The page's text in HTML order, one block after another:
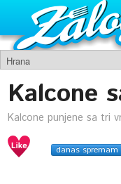
Kalcone
Kalcone punjene sa tri
danas spremam